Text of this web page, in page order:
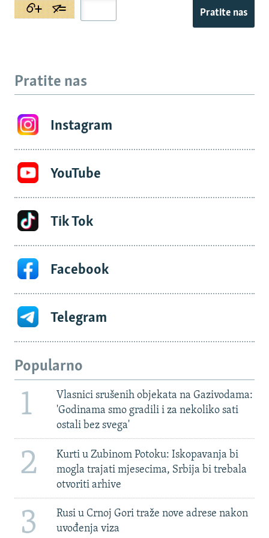
Pratite nas
Pratite nas
Instagram
YouTube
Tik Tok
Facebook
Telegram
Popularno
1
Vlasnici srušenih objekata na Gazivodama:
'Godinama smo gradili i za nekoliko sati
ostali bez svega'
2
Kurti u Zubinom Potoku: Iskopavanja bi
mogla trajati mjesecima, Srbija bi trebala
otvoriti arhive
3
Rusi u Crnoj Gori traže nove adrese nakon
uvođenja viza